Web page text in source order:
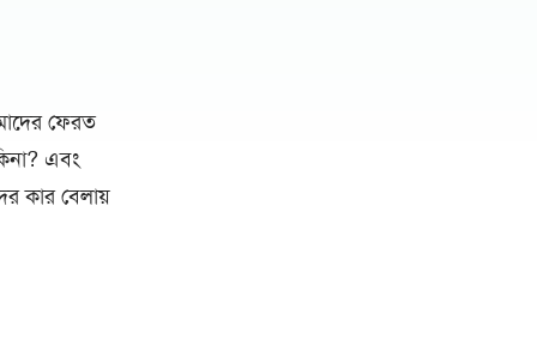
ফেরত
এবং
কার বেলায়